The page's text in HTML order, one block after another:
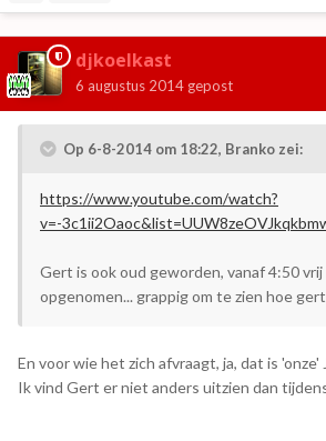
djkoelkast
6 augustus 2014 gepost
Op 6-8-2014 om 18:22, Branko zei:
https://www.youtube.com/watch?
v=-
Gert is ook oud geworden, vanaf 4:50
opgenomen... grappig om te zien hoe
En voor wie het zich afvraagt, ja, dat is 'onze'
Ik vind Gert er niet anders uitzien dan